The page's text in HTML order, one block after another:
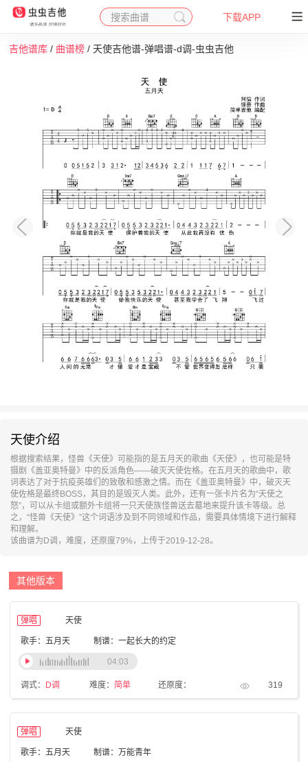
搜索曲谱 下载APP
吉他谱库 / 曲谱榜 / 天使吉他谱-弹唱谱-d调-虫虫吉他
天使介绍
根据搜索结果，怪兽《天使》可能指的是五月天的歌曲《天使》，也可能是特
摄剧《盖亚奥特曼》中的反派角色——破灭天使佐格。在五月天的歌曲中，歌
词表达了对于抗疫英雄们的致敬和感激之情。而在《盖亚奥特曼》中，破灭天
使佐格是最终BOSS，其目的是毁灭人类。此外，还有一张卡片名为“天使之
怒”，可以从卡组或额外卡组将一只天使族怪兽送去墓地来提升该卡等级。总
之，“怪兽《天使》”这个词语涉及到不同领域和作品，需要具体情境下进行解释
和理解。
该曲谱为D调，难度，还原度79%，上传于2019-12-28。
其他版本
弹唱 天使
歌手：五月天 制谱：一起长大的约定
调式： D调 难度： 简单 还原度： 319
04:03
弹唱 天使
歌手：五月天 制谱：万能青年